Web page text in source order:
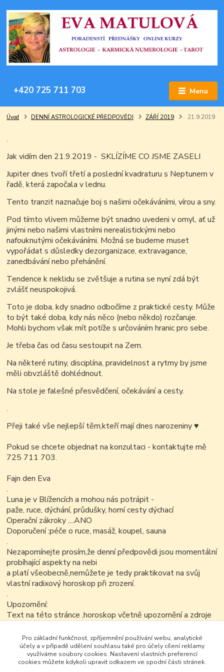
Menu
+420 725 711 703
Úvod DENNÍ ASTROLOGICKÉ PŘEDPOVĚDI ZÁŘÍ 2019 21.9.2019
.
Jak vidím den 21.9.2019 - SKLÍZÍME CO JSME ZASELI
Jupiter dnes tvoří třetí a poslední kvadraturu s Neptunem v
řadě, která započala v lednu.
Tento tranzit naznačuje boj s našimi očekáváními, vírou a sny.
Pod tímto vlivem můžeme být snadno uvedeni v omyl, ať už
jinými nebo našimi vlastními nerealistickými nebo
nafouknutými očekáváními. Možná se budeme muset
vypořádat s důsledky dezorganizace, extravagance,
zanedbávání nebo přehánění.
Tendence k neklidu se zvětšuje a rutina se nyní zdá být
zvlášť neuspokojivá.
Toto je doba, kdy snadno odbočíme z praktické cesty. Může
to být také doba, kdy nás něco (nebo někdo) rozčaruje.
Mohli bychom však mít potíže s určováním hranic pro sebe.
Je třeba čas od času sestoupit na Zem.
Na některé rutiny, disciplína, pravidelnost a rytmy by jsme
měli obvzláště dohlédnout.
Na stole je falešné přesvědčení, očekávání a cesty.
.
Přeji také vše nejlepší těm,kteří mají dnes narozeniny♥
Pokud se chcete objednat na konzultaci - kontaktujte mě
725 711 703.
Fajn den Eva
.
Luna je v Blížencích a mohou nás potrápit -
paže, ruce, dýchání, průdušky, horní cesty dýchací
Operační zákroky ....ANO
Doporučení :péče o ruce, masáž, koupel, sauna
.
Nezapomínejte prosím,že denní předpovědi jsou momentální
probíhající aspekty na nebi
a platí všeobecně,nemůžete je tedy praktikovat na svůj
vlastní radixový horoskop při zrození.
.
Upozornění:
Text na této stránce ,horoskop včetně upozornění a zdroje
Pro základní funkčnost, zpříjemnění používání webu, analytické
účely a v případě udělení souhlasu také pro účely cílení reklamy
využíváme soubory cookies. Nastavení vlastních preferencí
cookies můžete kdykoli upravit odkazem ve spodní části stránek.